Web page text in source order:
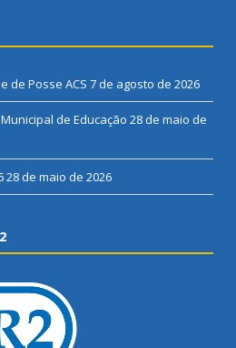
de Posse ACS 7 de agosto de 2026
de Educação 28 de maio de
28 de maio de 2026